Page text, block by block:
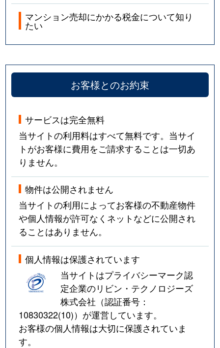
マンション売却にかかる税金について知り
たい
お客様とのお約束
サービスは完全無料
当サイトの利用料はすべて無料です。当サイ
トがお客様に費用をご請求することは一切あ
りません。
物件は公開されません
当サイトの利用によってお客様の不動産物件
や個人情報が許可なくネットなどに公開され
ることはありません。
個人情報は保護されています
当サイトはプライバシーマーク認
定企業のリビン・テクノロジーズ
株式会社（認証番号：
10830322(10)）が運営しています。
お客様の個人情報は大切に保護されていま
す。